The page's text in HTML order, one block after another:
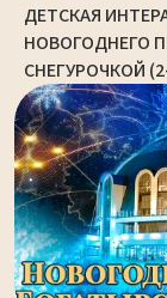
ДЕТСКАЯ
НОВОГОДНЕГО
СНЕГУРОЧКОЙ